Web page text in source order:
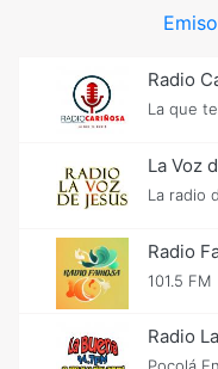
Radio
La que
La Voz
La radio
Radio
101.5 FM
Radio